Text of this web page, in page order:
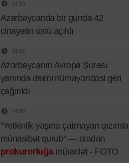
14:10
Azərbaycanda bir gündə 42
cinayətin üstü açıldı
14:03
Azərbaycanın Avropa Şurası
yanında daimi nümayəndəsi geri
çağırıldı
14:00
“Yetkinlik yaşına çatmayan qızımla
münasibət qurub” — atadan
prokurorluğamüraciət - FOTO